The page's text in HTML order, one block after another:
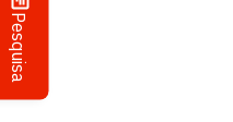
Pesquisa